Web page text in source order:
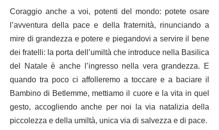
Coraggio anche a voi, potenti del mondo: potete osare
l’avventura della pace e della fraternità, rinunciando a
mire di grandezza e potere e piegandovi a servire il bene
dei fratelli: la porta dell’umiltà che introduce nella Basilica
del Natale è anche l’ingresso nella vera grandezza. E
quando tra poco ci affolleremo a toccare e a baciare il
Bambino di Betlemme, mettiamo il cuore e la vita in quel
gesto, accogliendo anche per noi la via natalizia della
piccolezza e della umiltà, unica via di salvezza e di pace.